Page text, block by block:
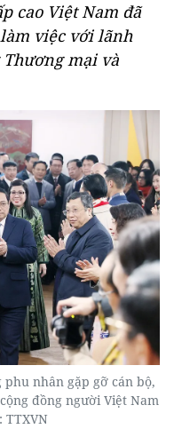
cao Việt Nam đã
việc với lãnh
mại và
nhân gặp gỡ cán bộ,
đồng người Việt Nam
TTXVN